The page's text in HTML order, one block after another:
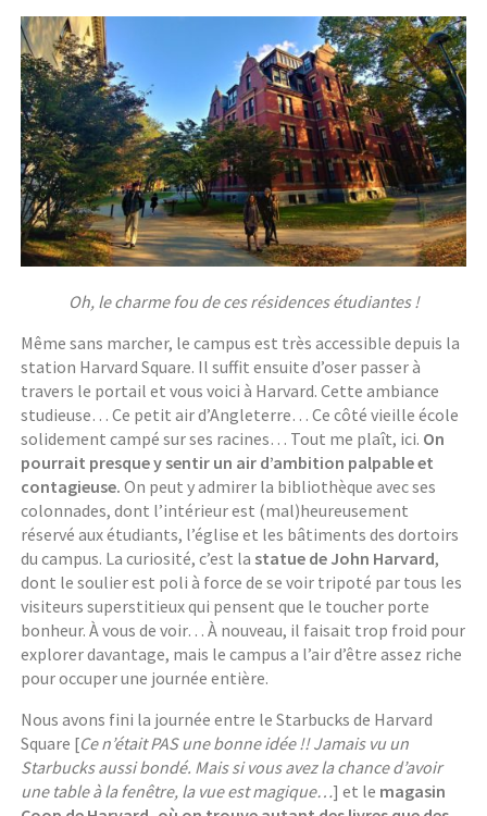
Oh, le charme fou de ces résidences étudiantes !
Même sans marcher, le campus est très accessible depuis la
station Harvard Square. Il suffit ensuite d’oser passer à
travers le portail et vous voici à Harvard. Cette ambiance
studieuse… Ce petit air d’Angleterre… Ce côté vieille école
solidement campé sur ses racines… Tout me plaît, ici. On
pourrait presque y sentir un air d’ambition palpable et
contagieuse. On peut y admirer la bibliothèque avec ses
colonnades, dont l’intérieur est (mal)heureusement
réservé aux étudiants, l’église et les bâtiments des dortoirs
du campus. La curiosité, c’est lastatue de John Harvard,
dont le soulier est poli à force de se voir tripoté par tous les
visiteurs superstitieux qui pensent que le toucher porte
bonheur. À vous de voir… À nouveau, il faisait trop froid pour
explorer davantage, mais le campus a l’air d’être assez riche
pour occuper une journée entière.
Nous avons fini la journée entre le Starbucks de Harvard
Square [Ce n’était PAS une bonne idée !! Jamais vu un
Starbucks aussi bondé. Mais si vous avez la chance d’avoir
une table à la fenêtre, la vue est magique…] et le magasin